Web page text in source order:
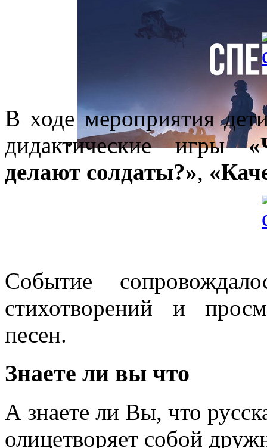
В ходе мероприятия
дидактические игры
делают солдаты?»,
Событие
стихотворений и
песен.
Знаете ли вы что
А знаете ли Вы, что
олицетворяет собой